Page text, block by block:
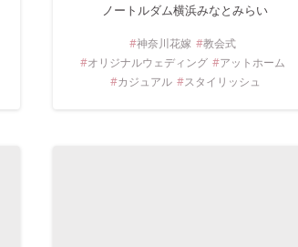
ノートルダム横浜みなとみらい
神奈川花嫁
教会式
オリジナルウェディング
アットホーム
カジュアル
スタイリッシュ